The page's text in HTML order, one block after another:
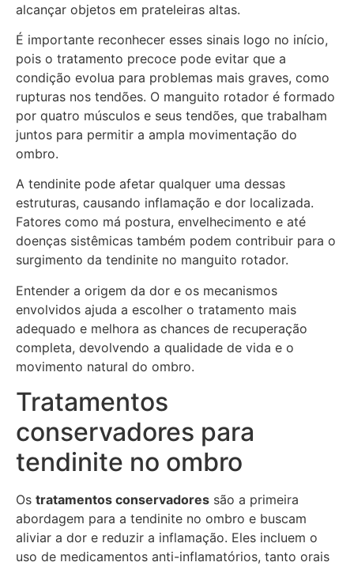
alcançar objetos em prateleiras altas.
É importante reconhecer esses sinais logo no início,
pois o tratamento precoce pode evitar que a
condição evolua para problemas mais graves, como
rupturas nos tendões. O manguito rotador é formado
por quatro músculos e seus tendões, que trabalham
juntos para permitir a ampla movimentação do
ombro.
A tendinite pode afetar qualquer uma dessas
estruturas, causando inflamação e dor localizada.
Fatores como má postura, envelhecimento e até
doenças sistêmicas também podem contribuir para o
surgimento da tendinite no manguito rotador.
Entender a origem da dor e os mecanismos
envolvidos ajuda a escolher o tratamento mais
adequado e melhora as chances de recuperação
completa, devolvendo a qualidade de vida e o
movimento natural do ombro.
Tratamentos
conservadores para
tendinite no ombro
Os tratamentos conservadores são a primeira
abordagem para a tendinite no ombro e buscam
aliviar a dor e reduzir a inflamação. Eles incluem o
uso de medicamentos anti-inflamatórios, tanto orais